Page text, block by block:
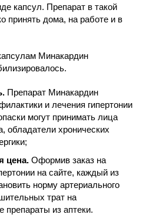
капсул. Препарат в такой
принять дома, на работе и в
Препарат Минакардин
и лечения гипертонии
могут принимать лица
обладатели хронических
цена. Оформив заказ на
на сайте, каждый из
норму артериального
трат на
из аптеки.